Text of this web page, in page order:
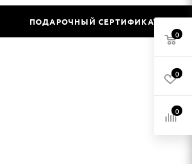
ПОДАРОЧНЫЙ СЕРТИФИКАТ
0
0
0